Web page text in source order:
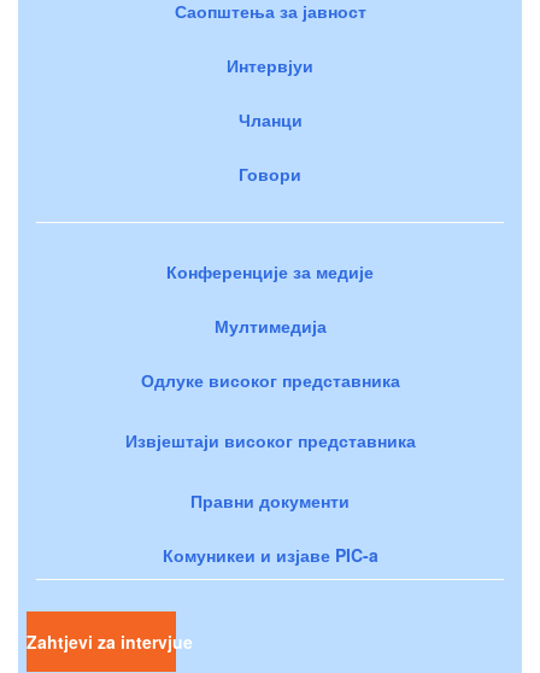
Саопштења за јавност
Интервјуи
Чланци
Говори
Конференције за медије
Мултимедија
Одлуке високог представника
Извјештаји високог представника
Правни документи
Комуникеи и изјаве PIC-a
Zahtjevi za intervjue